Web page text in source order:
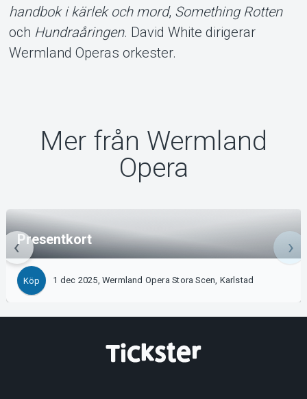
handbok i kärlek och mord, Something Rotten
och Hundraåringen. David White dirigerar
Wermland Operas orkester.
Mer från Wermland
Opera
Presentkort
Köp 1 dec 2025, Wermland Opera Stora Scen, Karlstad